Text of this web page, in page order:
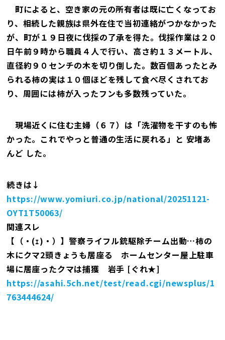
町によると、空き家の元の所有者は既に亡くなってお
り、相続した親族は県外在住で当初連絡がつかなかった
が、町が１９日夜に伐採の了承を得た。伐採作業は２０
日午前９時から職員４人で行い、高さ約１３メートル、
直径約９０センチの木を切り倒した。数百個あったとみ
られる柿の実は１０個ほどを残して食べ尽くされてお
り、周囲には柿が入ったフンも多数残っていた。
現場近くに住む主婦（６７）は「洗濯物を干すのも怖
かった。これでやっと普通の生活に戻れる」と 安堵あ
んど した。
続きは↓
https://www.yomiuri.co.jp/national/20251121-
OYT1T50063/
関連スレ
【（・(ｪ)・）】警察ライフル銃駆除チーム出動…柿の
木にクマ2頭きょうも居座る ホームセンター屋上駐車
場に居座ったクマは捕獲 岩手 [ぐれ★]
https://asahi.5ch.net/test/read.cgi/newsplus/1
763444624/